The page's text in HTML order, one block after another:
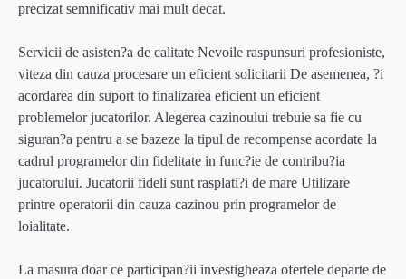
precizat semnificativ mai mult decat.
Servicii de asisten?a de calitate Nevoile raspunsuri profesioniste,
viteza din cauza procesare un eficient solicitarii De asemenea, ?i
acordarea din suport to finalizarea eficient un eficient
problemelor jucatorilor. Alegerea cazinoului trebuie sa fie cu
siguran?a pentru a se bazeze la tipul de recompense acordate la
cadrul programelor din fidelitate in func?ie de contribu?ia
jucatorului. Jucatorii fideli sunt rasplati?i de mare Utilizare
printre operatorii din cauza cazinou prin programelor de
loialitate.
La masura doar ce participan?ii investigheaza ofertele departe de